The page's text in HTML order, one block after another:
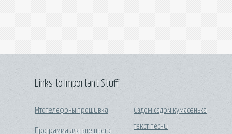
Links to Important Stuff
Мтс телефоны прошивка
Программа для внешнего
Садом садом кумасенька
текст песни